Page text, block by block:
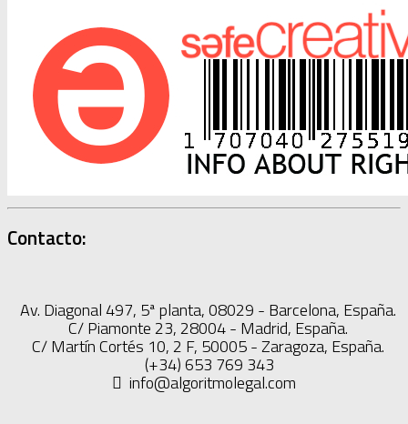
Contacto:
Av. Diagonal 497, 5ª planta, 08029 - Barcelona, España.
C/ Piamonte 23, 28004 - Madrid, España.
C/ Martín Cortés 10, 2 F, 50005 - Zaragoza, España.
(+34) 653 769 343
info@algoritmolegal.com